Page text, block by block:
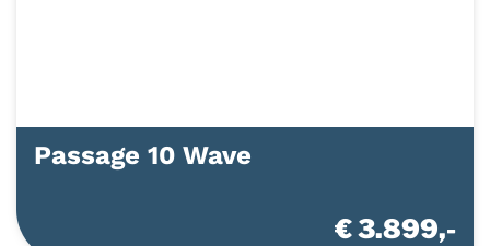
Passage 10 Wave
€ 3.899,-